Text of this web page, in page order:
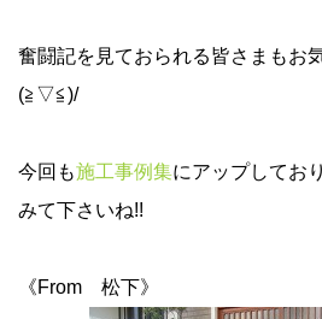
奮闘記を見ておられる皆さまもお
(≧▽≦)/
今回も施工事例集にアップしてお
みて下さいね!!
《From 松下》